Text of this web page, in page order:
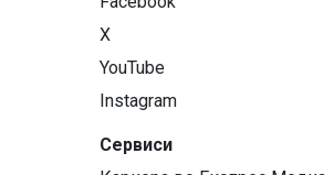
X
YouTube
Instagram
Сервиси